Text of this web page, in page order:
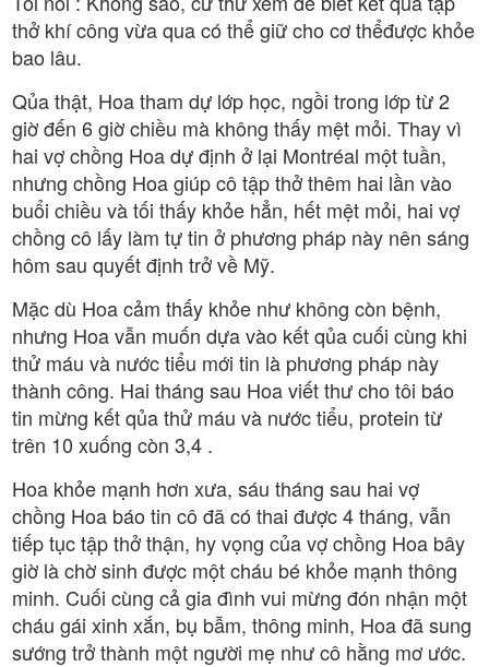
thở khí công vừa qua có thể giữ cho cơ thểđược khỏe
bao lâu.
Qủa thật, Hoa tham dự lớp học, ngồi trong lớp từ 2
giờ đến 6 giờ chiều mà không thấy mệt mỏi. Thay vì
hai vợ chồng Hoa dự định ở lại Montréal một tuần,
nhưng chồng Hoa giúp cô tập thở thêm hai lần vào
buổi chiều và tối thấy khỏe hẳn, hết mệt mỏi, hai vợ
chồng cô lấy làm tự tin ở phương pháp này nên sáng
hôm sau quyết định trở về Mỹ.
Mặc dù Hoa cảm thấy khỏe như không còn bệnh,
nhưng Hoa vẫn muốn dựa vào kết qủa cuối cùng khi
thử máu và nước tiểu mới tin là phương pháp này
thành công. Hai tháng sau Hoa viết thư cho tôi báo
tin mừng kết qủa thử máu và nước tiểu, protein từ
trên 10 xuống còn 3,4 .
Hoa khỏe mạnh hơn xưa, sáu tháng sau hai vợ
chồng Hoa báo tin cô đã có thai được 4 tháng, vẫn
tiếp tục tập thở thận, hy vọng của vợ chồng Hoa bây
giờ là chờ sinh được một cháu bé khỏe mạnh thông
minh. Cuối cùng cả gia đình vui mừng đón nhận một
cháu gái xinh xắn, bụ bẫm, thông minh, Hoa đã sung
sướng trở thành một người mẹ như cô hằng mơ ước.